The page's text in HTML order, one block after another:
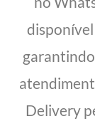
Delivery